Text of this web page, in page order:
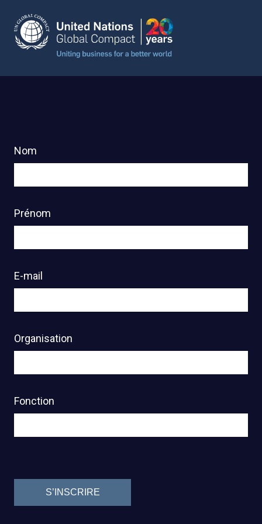
Nom
Prénom
E-mail
Organisation
Fonction